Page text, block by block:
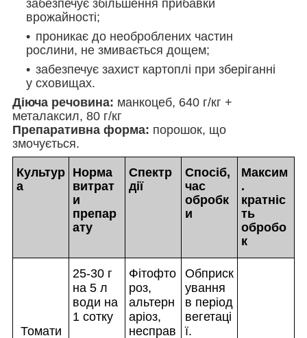
забезпечує збільшення прибавки
врожайності;
проникає до необроблених частин
рослини, не змивається дощем;
забезпечує захист картоплі при зберіганні
у сховищах.
Діюча речовина: манкоцеб, 640 г/кг +
металаксил, 80 г/кг
Препаративна форма: порошок, що
змочується.
Культур
а
Норма
витрат
и
препар
ату
Спектр
дії
Спосіб,
час
обробк
и
Максим
.
кратніс
ть
обробо
к
Томати
25-30 г
на 5 л
води на
1 сотку
Фітофто
роз,
альтерн
аріоз,
несправ
Обприск
ування
в період
вегетаці
ї.